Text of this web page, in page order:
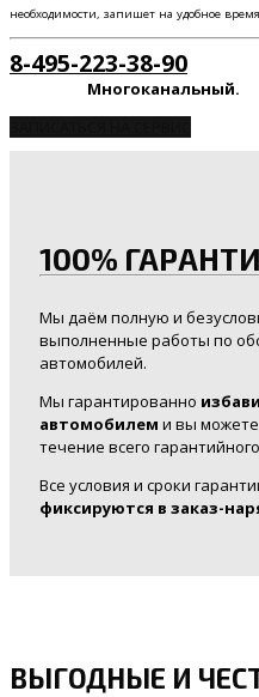
необходимости, запишет на удобное время
8-495-223-38-90
Многоканальный.
100%
Мы даём полную и
выполненные работы по
автомобилей.
Мы гарантированно
автомобилем и вы
течение всего
Все условия и сроки
фиксируются в заказ-
ВЫГОДНЫЕ И